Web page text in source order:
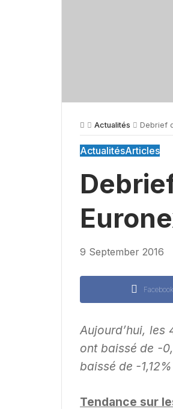
Actualités Debrief
ActualitésArticles
9 September 2016
Facebook
Aujourd’hui, les
ont baissé de -
baissé de -
Tendance sur